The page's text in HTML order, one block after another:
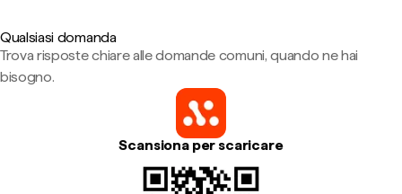
Qualsiasi domanda
Trova risposte chiare alle domande comuni, quando ne hai
bisogno.
Scansiona per scaricare